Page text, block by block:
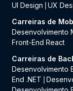
UI Design
UX
Carreiras de
Desenvolvimento
Front-End React
Carreiras de
Desenvolvimento
End .NET